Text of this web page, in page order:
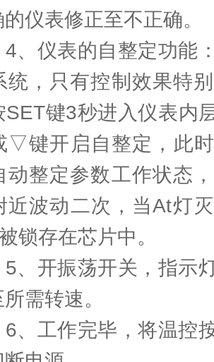
仪表修正至不正确。
仪表的自整定功能：
统，只有控制效果特
SET键3秒进入仪表内
键开启自整定，此
动整定参数工作状态
近波动二次，当At灯
锁存在芯片中。
开振荡开关，指示灯
需转速。
工作完毕，将温控按